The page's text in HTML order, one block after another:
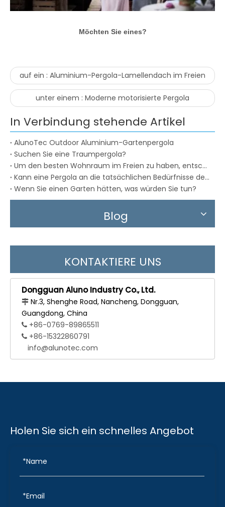
Möchten Sie eines?
auf ein : Aluminium-Pergola-Lamellendach im Freien
unter einem : Moderne motorisierte Pergola
In Verbindung stehende Artikel
AlunoTec Outdoor Aluminium-Gartenpergola
Suchen Sie eine Traumpergola?
Um den besten Wohnraum im Freien zu haben, entscheiden Sie sich für die Alunotec-Pergola
Kann eine Pergola an die tatsächlichen Bedürfnisse des Einzelnen angepasst werden?
Wenn Sie einen Garten hätten, was würden Sie tun?
Blog
KONTAKTIERE UNS
Dongguan Aluno Industry Co., Ltd.
 Nr.3, Shenghe Road, Nancheng, Dongguan,
Guangdong, China
 +86-0769-89865511
 +86-15322860791
info@alunotec.com
Holen Sie sich ein schnelles Angebot